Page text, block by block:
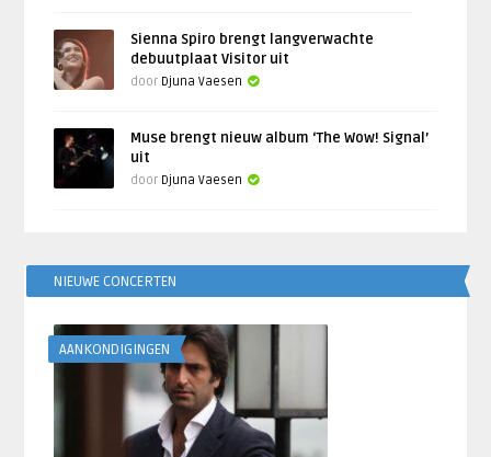
Sienna Spiro brengt langverwachte
debuutplaat Visitor uit
door Djuna Vaesen
Muse brengt nieuw album ‘The Wow! Signal’
uit
door Djuna Vaesen
NIEUWE CONCERTEN
AANKONDIGINGEN